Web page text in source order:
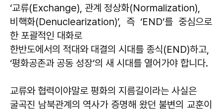
‘교류(Exchange), 관계 정상화(Normalization),
비핵화(Denuclearization)’, 즉 ‘END’를 중심으로
한 포괄적인 대화로
한반도에서의 적대와 대결의 시대를 종식(END)하고,
‘평화공존과 공동 성장’의 새 시대를 열어가야 합니다.
교류와 협력이야말로 평화의 지름길이라는 사실은
굴곡진 남북관계의 역사가 증명해 왔던 불변의 교훈이